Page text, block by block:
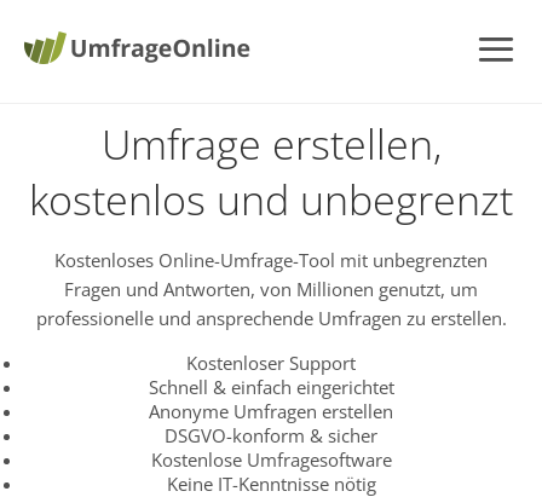
Umfrage erstellen,
kostenlos und unbegrenzt
Kostenloses Online-Umfrage-Tool mit unbegrenzten
Fragen und Antworten, von Millionen genutzt, um
professionelle und ansprechende Umfragen zu erstellen.
Kostenloser Support
Schnell & einfach eingerichtet
Anonyme Umfragen erstellen
DSGVO-konform & sicher
Kostenlose Umfragesoftware
Keine IT-Kenntnisse nötig